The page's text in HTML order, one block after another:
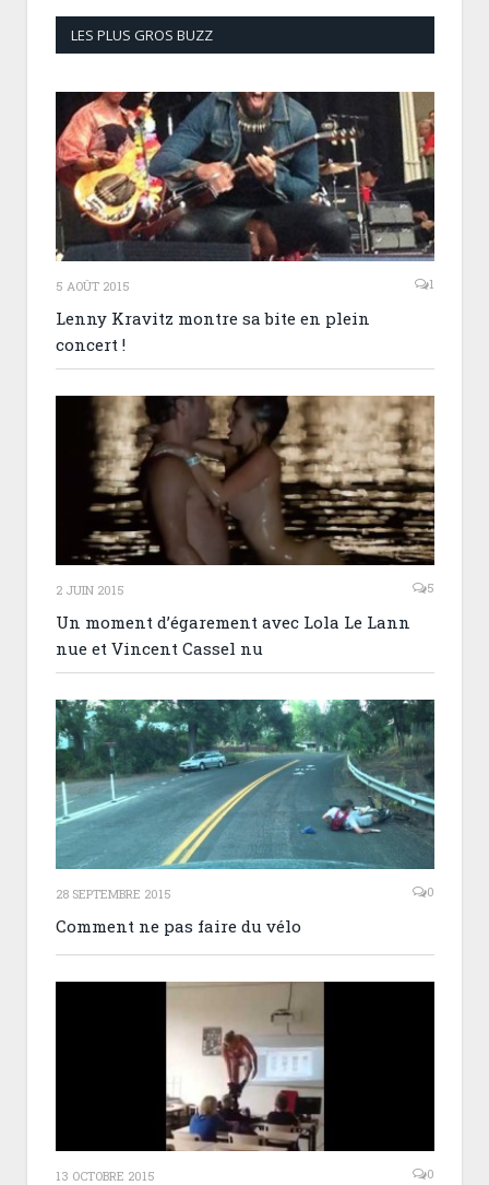
LES PLUS GROS BUZZ
5 AOÛT 2015 1
Lenny Kravitz montre sa bite en plein
concert !
2 JUIN 2015 5
Un moment d’égarement avec Lola Le Lann
nue et Vincent Cassel nu
28 SEPTEMBRE 2015 0
Comment ne pas faire du vélo
13 OCTOBRE 2015 0